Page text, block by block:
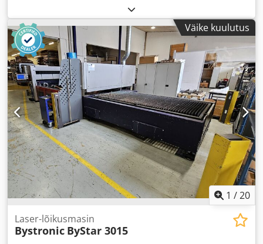
Väike kuulutus
1 /20
Laser-lõikusmasin
Bystronic ByStar 3015